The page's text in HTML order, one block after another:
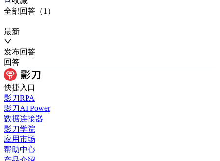
全部回答 （1 ）
最新
发布回答
回答
快捷入口
影刀RPA
影刀AI Power
数据连接器
影刀学院
应用市场
帮助中心